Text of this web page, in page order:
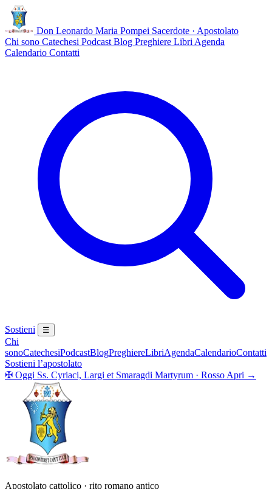
Don Leonardo Maria Pompei Sacerdote · Apostolato
Chi sono Catechesi Podcast Blog Preghiere Libri Agenda
Calendario Contatti
Sostieni ☰
Chi
sonoCatechesiPodcastBlogPreghiereLibriAgendaCalendarioContatti
Sostieni l’apostolato
✠ Oggi Ss. Cyriaci, Largi et Smaragdi Martyrum · Rosso Apri →
Apostolato cattolico · rito romano antico